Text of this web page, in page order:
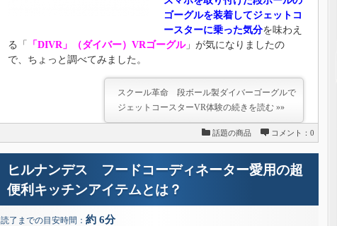
ゴーグルを装着してジェットコ
ースターに乗った気分を味わえ
る「
「DIVR」（ダイバー）VRゴーグル」が気になりましたの
で、ちょっと調べてみました。
スクール革命 段ボール製ダイバーゴーグルで
ジェットコースターVR体験の続きを読む »»
話題の商品 コメント：0
ヒルナンデス フードコーディネーター愛用の超
便利キッチンアイテムとは？
読了までの目安時間： 約 6分